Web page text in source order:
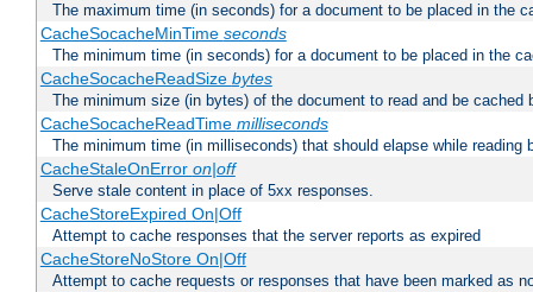
The maximum time (in seconds) for a document to be placed in the
CacheSocacheMinTime seconds
The minimum time (in seconds) for a document to be placed in the
CacheSocacheReadSize bytes
The minimum size (in bytes) of the document to read and be cached
CacheSocacheReadTime milliseconds
The minimum time (in milliseconds) that should elapse while reading
CacheStaleOnError on|off
Serve stale content in place of 5xx responses.
CacheStoreExpired On|Off
Attempt to cache responses that the server reports as expired
CacheStoreNoStore On|Off
Attempt to cache requests or responses that have been marked as